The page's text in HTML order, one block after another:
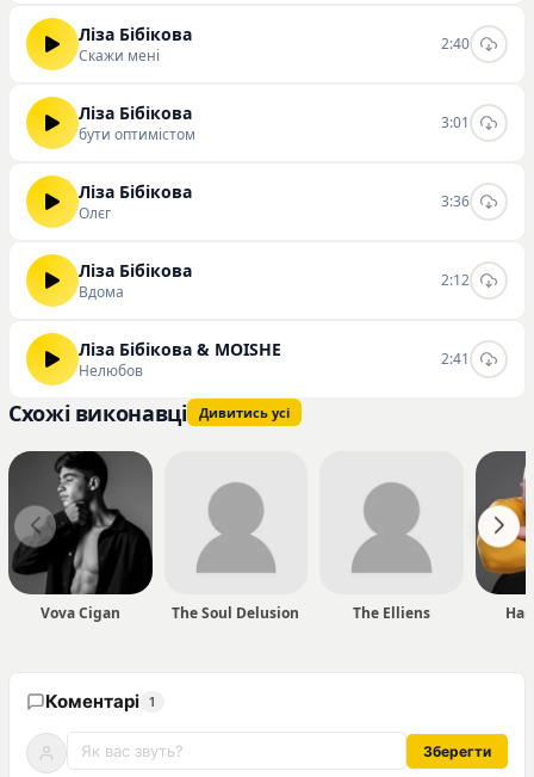
Ліза Бібікова
Скажи мені
2:40
Ліза Бібікова
бути оптимістом
3:01
Ліза Бібікова
Олєг
3:36
Ліза Бібікова
Вдома
2:12
Ліза Бібікова & MOISHE
Нелюбов
2:41
Схожі виконавці Дивитись усі
Vova Cigan The Soul Delusion The Elliens
Коментарі 1
Зберегти